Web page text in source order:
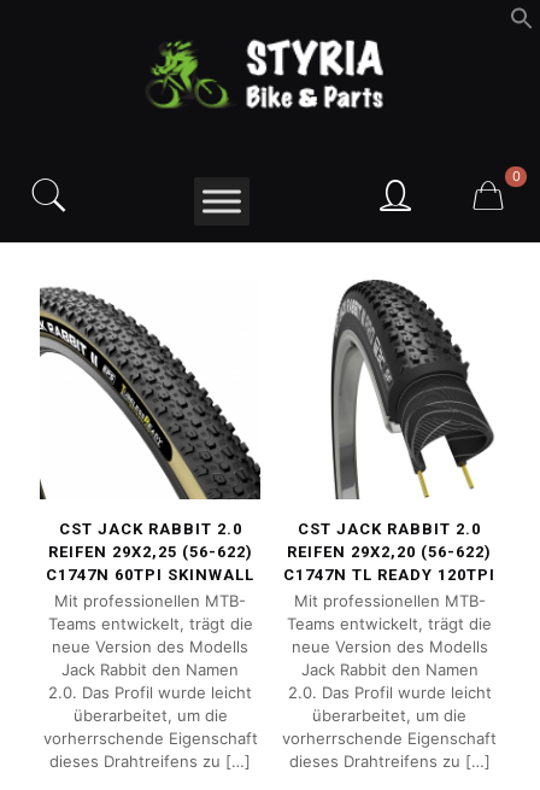
0
CST JACK RABBIT 2.0
REIFEN 29X2,25 (56-622)
C1747N 60TPI SKINWALL
Mit professionellen MTB-
Teams entwickelt, trägt die
neue Version des Modells
Jack Rabbit den Namen
2.0. Das Profil wurde leicht
überarbeitet, um die
vorherrschende Eigenschaft
dieses Drahtreifens zu […]
CST JACK RABBIT 2.0
REIFEN 29X2,20 (56-622)
C1747N TL READY 120TPI
Mit professionellen MTB-
Teams entwickelt, trägt die
neue Version des Modells
Jack Rabbit den Namen
2.0. Das Profil wurde leicht
überarbeitet, um die
vorherrschende Eigenschaft
dieses Drahtreifens zu […]